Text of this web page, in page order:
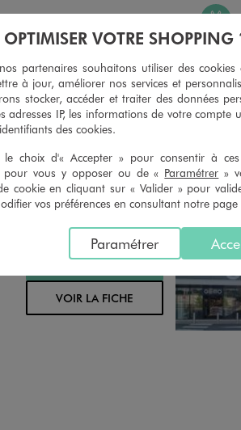
CHANGER D’AVIS
et vous proposons un avoir
pour tout article non
sous 30 jours, sur simple
du ticket de caisse, dans tous les
faire
simple
MAGASIN CHOISI
CHOISIR CE MAGASIN
VOIR LA FICHE
OPTIMISER VOTRE SHOPPING
partenaires souhaitons utiliser des
à jour, améliorer nos services et
stocker, accéder et traiter des données
adresses IP, les informations de votre compte
des cookies.
le choix d'« Accepter » pour consentir à
pour vous y opposer ou de « Paramétrer »
cookie en cliquant sur « Valider » pour
vos préférences en consultant notre page
Paramétrer